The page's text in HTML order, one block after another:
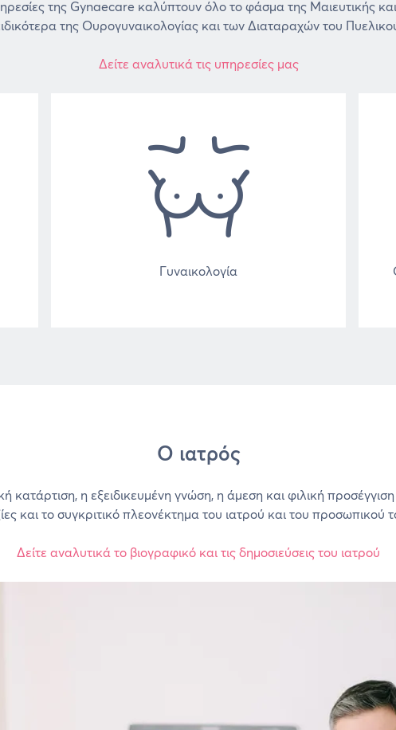
της Gynaecare καλύπτουν όλο το φάσμα της Μαιευτικής και
της Ουρογυναικολογίας και των Διαταραχών του
Δείτε αναλυτικά τις υπηρεσίες μας
Γυναικολογία
Ο ιατρός
κατάρτιση, η εξειδικευμένη γνώση, η άμεση και φιλική
και το συγκριτικό πλεονέκτημα του ιατρού και του προσωπικού
Δείτε αναλυτικά το βιογραφικό και τις δημοσιεύσεις του ιατρού